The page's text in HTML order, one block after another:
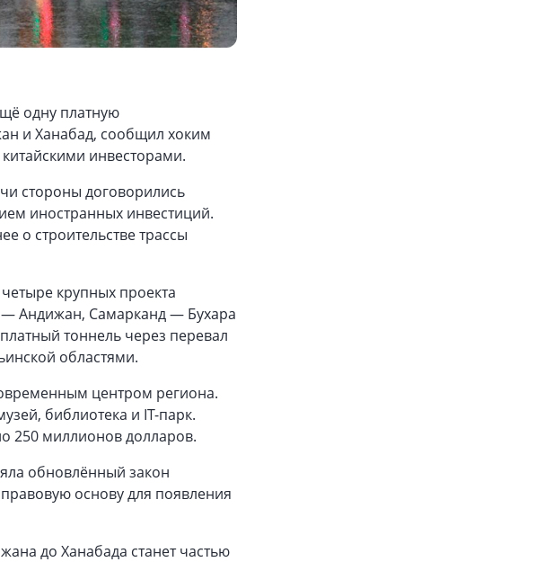
одну платную
и Ханабад, сообщил хоким
инвесторами.
стороны договорились
иностранных инвестиций.
о строительстве трассы
крупных проекта
Андижан, Самарканд — Бухара
тоннель через перевал
областями.
центром региона.
библиотека и IT-парк.
250 миллионов долларов.
обновлённый закон
основу для появления
до Ханабада станет частью